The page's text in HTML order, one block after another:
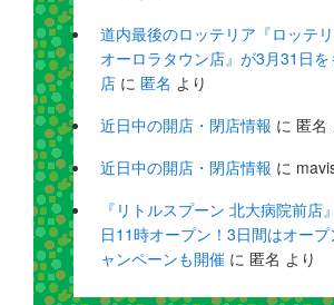
道内最後のロッテリア『ロッテ
オーロラタウン店』が3月31日を
店 に 匿名 より
近日中の開店・閉店情報 に 匿名
近日中の開店・閉店情報 に
『リトルスプーン 北大病院前店
日11時オープン！3日間はオープ
ャンペーンも開催 に 匿名 より